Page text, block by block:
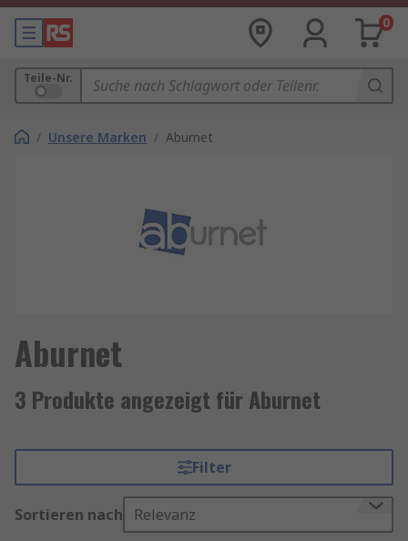
0
Teile-Nr.
/ Unsere Marken / Aburnet
Aburnet
3 Produkte angezeigt für Aburnet
Filter
Sortieren nach Relevanz